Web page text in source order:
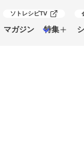
ソトレシピTV
マガジン 特集